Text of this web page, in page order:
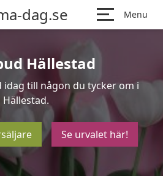
dag.se Menu
Hällestad
idag till någon du tycker om i
Hällestad.
Se urvalet här!